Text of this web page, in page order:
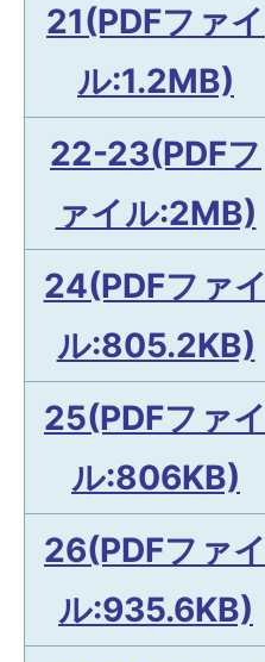
21(PDFファイ
ル:1.2MB)
22-23(PDFフ
ァイル:2MB)
24(PDFファイ
ル:805.2KB)
25(PDFファイ
ル:806KB)
26(PDFファイ
ル:935.6KB)